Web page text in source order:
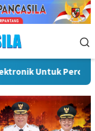
Pentingnya